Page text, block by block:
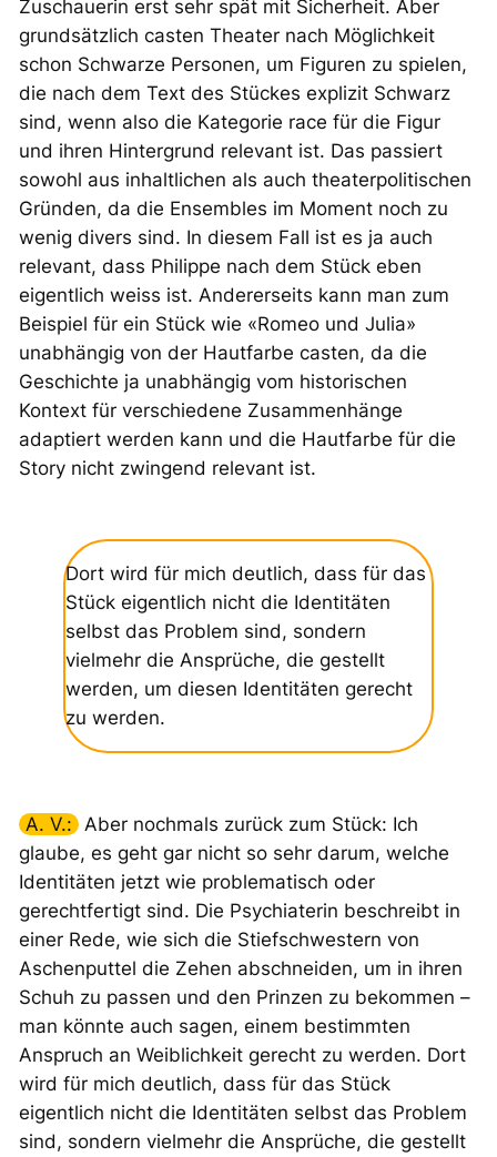
Zuschauerin erst sehr spät mit Sicherheit. Aber
grundsätzlich casten Theater nach Möglichkeit
schon Schwarze Personen, um Figuren zu spielen,
die nach dem Text des Stückes explizit Schwarz
sind, wenn also die Kategorie race für die Figur
und ihren Hintergrund relevant ist. Das passiert
sowohl aus inhaltlichen als auch theaterpolitischen
Gründen, da die Ensembles im Moment noch zu
wenig divers sind. In diesem Fall ist es ja auch
relevant, dass Philippe nach dem Stück eben
eigentlich weiss ist. Andererseits kann man zum
Beispiel für ein Stück wie «Romeo und Julia»
unabhängig von der Hautfarbe casten, da die
Geschichte ja unabhängig vom historischen
Kontext für verschiedene Zusammenhänge
adaptiert werden kann und die Hautfarbe für die
Story nicht zwingend relevant ist.
Dort wird für mich deutlich, dass für das
Stück eigentlich nicht die Identitäten
selbst das Problem sind, sondern
vielmehr die Ansprüche, die gestellt
werden, um diesen Identitäten gerecht
zu werden.
A. V.: Aber nochmals zurück zum Stück: Ich
glaube, es geht gar nicht so sehr darum, welche
Identitäten jetzt wie problematisch oder
gerechtfertigt sind. Die Psychiaterin beschreibt in
einer Rede, wie sich die Stiefschwestern von
Aschenputtel die Zehen abschneiden, um in ihren
Schuh zu passen und den Prinzen zu bekommen –
man könnte auch sagen, einem bestimmten
Anspruch an Weiblichkeit gerecht zu werden. Dort
wird für mich deutlich, dass für das Stück
eigentlich nicht die Identitäten selbst das Problem
sind, sondern vielmehr die Ansprüche, die gestellt